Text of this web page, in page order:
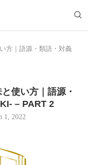
方｜語源・類語・対義
使い方｜語源・
– PART 2
1, 2022